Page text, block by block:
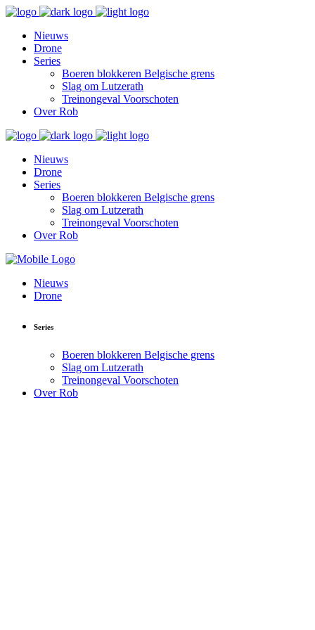
Nieuws
Drone
Series
Boeren blokkeren Belgische grens
Slag om Lutzerath
Treinongeval Voorschoten
Over Rob
Nieuws
Drone
Series
Boeren blokkeren Belgische grens
Slag om Lutzerath
Treinongeval Voorschoten
Over Rob
Nieuws
Drone
Series
Boeren blokkeren Belgische grens
Slag om Lutzerath
Treinongeval Voorschoten
Over Rob